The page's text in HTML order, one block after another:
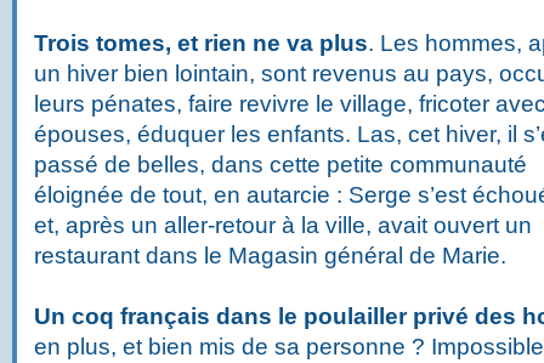
Trois tomes, et rien ne va plus. Les hommes,
un hiver bien lointain, sont revenus au pays,
leurs pénates, faire revivre le village, fricoter
épouses, éduquer les enfants. Las, cet hiver, il
passé de belles, dans cette petite communauté
éloignée de tout, en autarcie : Serge s’est
et, après un aller-retour à la ville, avait ouvert un
restaurant dans le Magasin général de Marie.
Un coq français dans le poulailler privé des
en plus, et bien mis de sa personne ?